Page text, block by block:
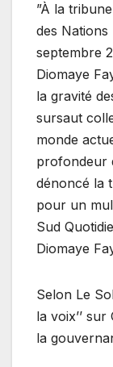
”À la
des
septembre
Diomaye
la gravité
sursaut
monde
profondeur
dénoncé la
pour un
Sud
Diomaye
Selon Le
la voix’’
la